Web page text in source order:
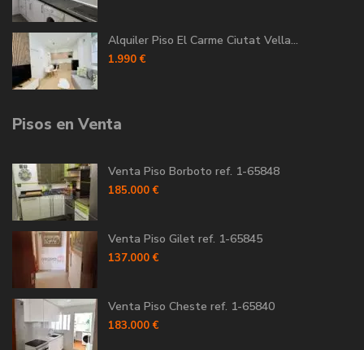
Alquiler Piso El Carme Ciutat Vella...
1.990 €
Pisos en Venta
Venta Piso Borboto ref. 1-65848
185.000 €
Venta Piso Gilet ref. 1-65845
137.000 €
Venta Piso Cheste ref. 1-65840
183.000 €